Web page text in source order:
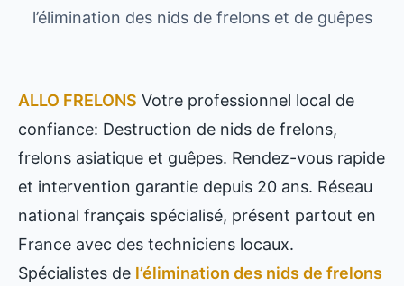
l’élimination des nids de frelons et de guêpes
ALLO FRELONS Votre professionnel local de
confiance: Destruction de nids de frelons,
frelons asiatique et guêpes. Rendez-vous rapide
et intervention garantie depuis 20 ans. Réseau
national français spécialisé, présent partout en
France avec des techniciens locaux.
Spécialistes de l’élimination des nids de frelons